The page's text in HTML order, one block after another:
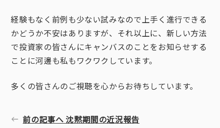
経験もなく前例も少ない試みなので上手く進行できる
かどうか不安はありますが、それ以上に、新しい方法
で投資家の皆さんにキャンバスのことをお知らせする
ことに河邊も私もワクワクしています。
多くの皆さんのご視聴を心からお待ちしています。
前の記事へ 沈黙期間の近況報告